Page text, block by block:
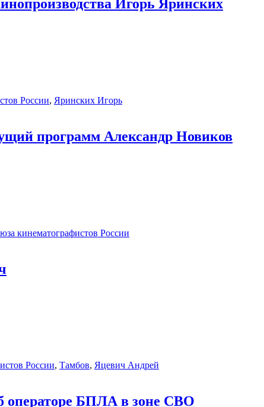
Игорь Яринских
России, Яринских Игорь
программ Александр Новиков
кинематографистов России
России, Тамбов, Яцевич Андрей
операторе БПЛА в зоне СВО